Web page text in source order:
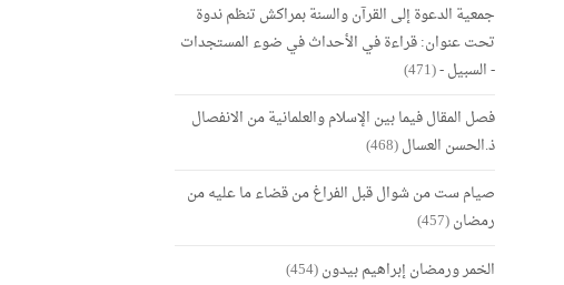
جمعية الدعوة إلى القرآن والسنة بمراكش تنظم ندوة
تحت عنوان: قراءة في الأحداث في ضوء المستجدات
- السبيل -(471)
فصل المقال فيما بين الإسلام والعلمانية من الانفصال
ذ.الحسن العسال(468)
صيام ست من شوال قبل الفراغ من قضاء ما عليه من
رمضان(457)
الخمر ورمضان إبراهيم بيدون(454)